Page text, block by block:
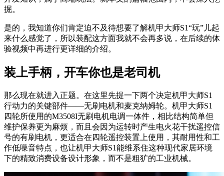
掘。
是的，我知道你们肯定迫不及待想要了解机甲大师S1“玩”儿起
来什么感觉了，所以装配这方面我就不会再多说，在后续的体
验视频中再进行更详细的介绍。
装上手柄，开车你也是老司机
那么现在就进入正题。在这里先提一下两个决定机甲大师S1
行动力的关键部件——无刷电机和麦克纳姆轮。机甲大师S1
四轮所使用的M3508I无刷电机电调一体件，相比结构简单但
维护保养更为麻烦，而且会因为运转时产生电火花干扰遥控信
号的有刷电机，更适合在四轮遥控装置上使用，其耐用性和工
作低噪音特点，也让机甲大师S1能维系住这种现代家居环境
下的精致消费设备设计形象，而不是粗犷的工业机械。